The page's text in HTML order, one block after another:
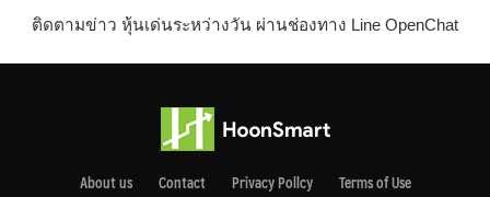
ติดตามข่าว หุ้นเด่นระหว่างวัน ผ่านช่องทาง Line OpenChat
About us Contact Privacy Pollcy Terms of Use